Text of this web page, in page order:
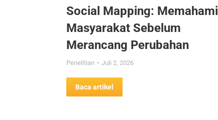
Social Mapping: Memahami
Masyarakat Sebelum
Merancang Perubahan
Penelitian Juli 2, 2026
Baca artikel